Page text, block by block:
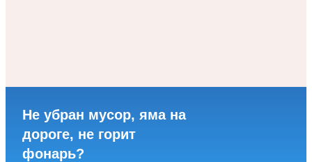
Не убран мусор, яма на
дороге, не горит
фонарь?